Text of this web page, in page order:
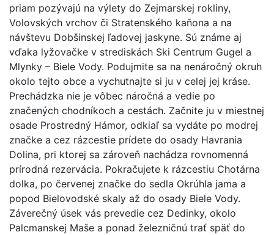
priam pozývajú na výlety do Zejmarskej rokliny,
Volovských vrchov či Stratenského kaňona a na
návštevu Dobšinskej ľadovej jaskyne. Sú známe aj
vďaka lyžovačke v strediskách Ski Centrum Gugel a
Mlynky – Biele Vody. Podujmite sa na nenáročný okruh
okolo tejto obce a vychutnajte si ju v celej jej kráse.
Prechádzka nie je vôbec náročná a vedie po
značených chodníkoch a cestách. Začnite ju v miestnej
osade Prostredný Hámor, odkiaľ sa vydáte po modrej
značke a cez rázcestie prídete do osady Havrania
Dolina, pri ktorej sa zároveň nachádza rovnomenná
prírodná rezervácia. Pokračujete k rázcestiu Chotárna
dolka, po červenej značke do sedla Okrúhla jama a
popod Bielovodské skaly až do osady Biele Vody.
Záverečný úsek vás prevedie cez Dedinky, okolo
Palcmanskej Maše a ponad železničnú trať späť do